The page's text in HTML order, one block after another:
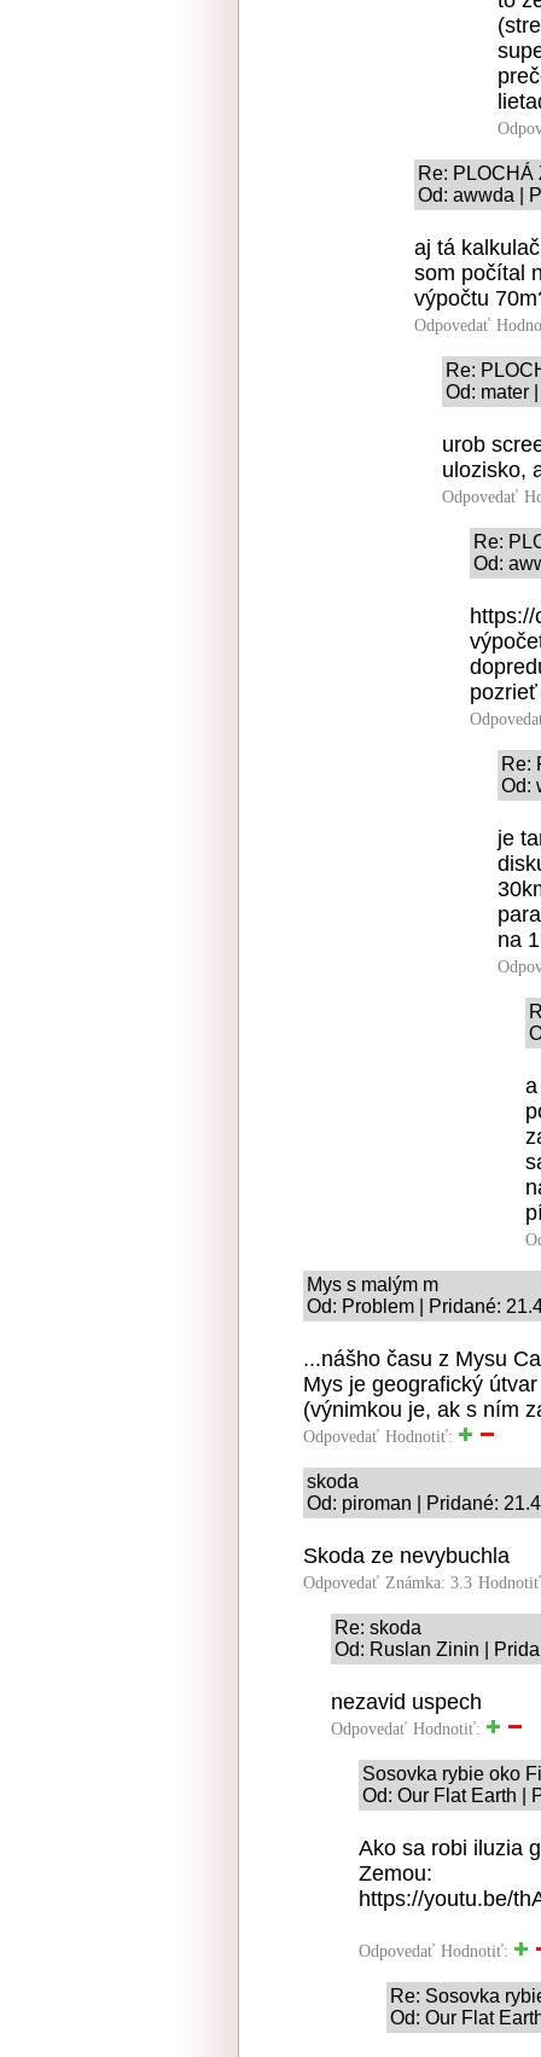
Re: PLOCHÁ
Od: awwda |
aj tá
som počítal
výpočtu
Odpovedať
Re:
Od: mater
urob
ulozisko,
Odpovedať
Re:
Od:
Re:
Od:
je
na
Mys s malým m
Od: Problem | Pridané:
...nášho času z Mysu
Mys je geografický
(výnimkou je, ak s ním
Odpovedať Hodnotiť:
skoda
Od: piroman | Pridané:
Skoda ze nevybuchla
Odpovedať Známka: 3.3
Re: skoda
Od: Ruslan Zinin |
nezavid uspech
Odpovedať Hodnotiť:
Sosovka rybie oko
Od: Our Flat Earth |
Ako sa robi iluzia
Zemou:
https://youtu.be/
Odpovedať Hodnotiť:
Re: Sosovka
Od: Our Flat